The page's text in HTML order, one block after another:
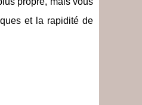
et la rapidité de